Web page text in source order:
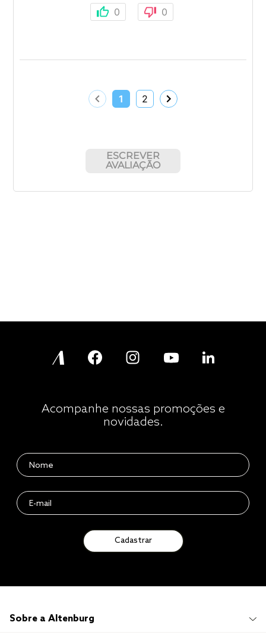
0 0
1 2
ESCREVER
AVALIAÇÃO
Acompanhe nossas promoções e
novidades.
Cadastrar
Sobre a Altenburg